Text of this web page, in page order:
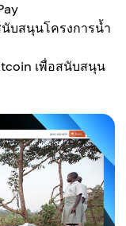
บสนุนโครงการน้ำ
เพื่อสนับสนุน